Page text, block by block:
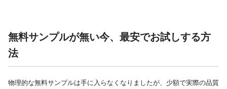
無料サンプルが無い今、最安でお試しする方
法
物理的な無料サンプルは手に入らなくなりましたが、少額で実際の品質